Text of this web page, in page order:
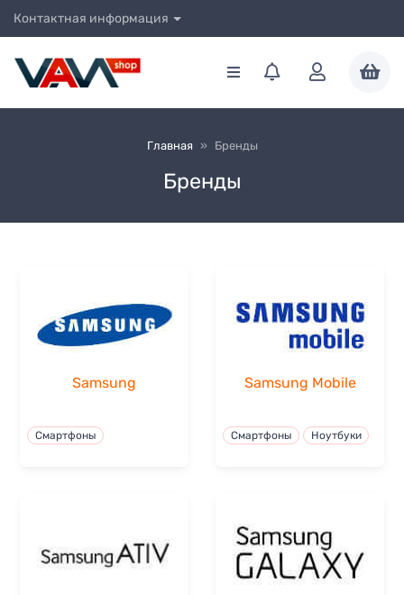
Контактная информация
Главная » Бренды
Бренды
Samsung
Смартфоны
Samsung Mobile
Смартфоны Ноутбуки